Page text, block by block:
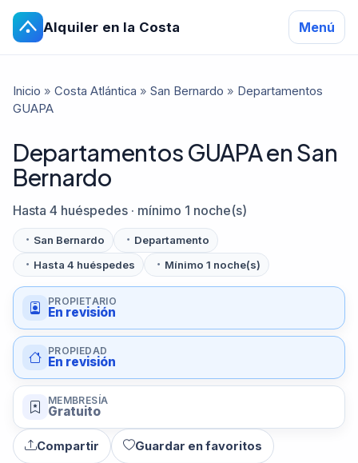
Alquiler en la Costa Menú
Inicio » Costa Atlántica » San Bernardo » Departamentos
GUAPA
Departamentos GUAPA en San
Bernardo
Hasta 4 huéspedes · mínimo 1 noche(s)
San Bernardo
Departamento
Hasta 4 huéspedes
Mínimo 1 noche(s)
PROPIETARIO
En revisión
PROPIEDAD
En revisión
MEMBRESÍA
Gratuito
Compartir Guardar en favoritos